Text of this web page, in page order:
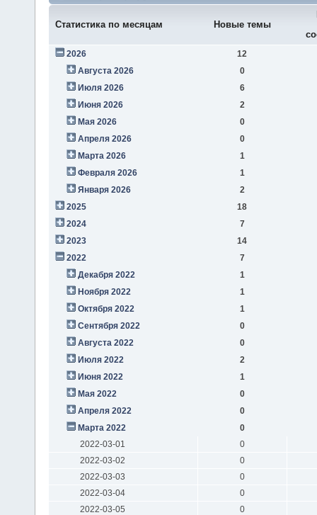
Статистика по месяцам Новые темы
2026
12
Августа 2026
0
Июля 2026
6
Июня 2026
2
Мая 2026
0
Апреля 2026
0
Марта 2026
1
Февраля 2026
1
Января 2026
2
2025
18
2024
7
2023
14
2022
7
Декабря 2022
1
Ноября 2022
1
Октября 2022
1
Сентября 2022
0
Августа 2022
0
Июля 2022
2
Июня 2022
1
Мая 2022
0
Апреля 2022
0
Марта 2022
0
2022-03-01
0
2022-03-02
0
2022-03-03
0
2022-03-04
0
2022-03-05
0